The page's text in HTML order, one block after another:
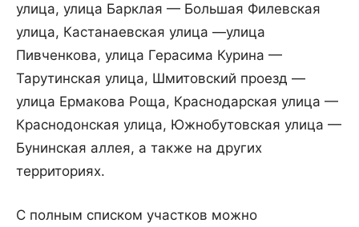
улица, улица Барклая — Большая Филевская
улица, Кастанаевская улица —улица
Пивченкова, улица Герасима Курина —
Тарутинская улица, Шмитовский проезд —
улица Ермакова Роща, Краснодарская улица —
Краснодонская улица, Южнобутовская улица —
Бунинская аллея, а также на других
территориях.
С полным списком участков можно